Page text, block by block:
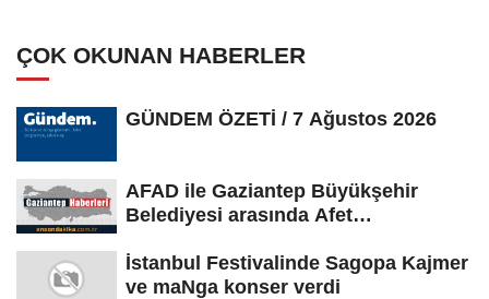
ÇOK OKUNAN HABERLER
GÜNDEM ÖZETİ / 7 Ağustos 2026
AFAD ile Gaziantep Büyükşehir
Belediyesi arasında Afet
İstanbul Festivalinde Sagopa Kajmer
ve maNga konser verdi